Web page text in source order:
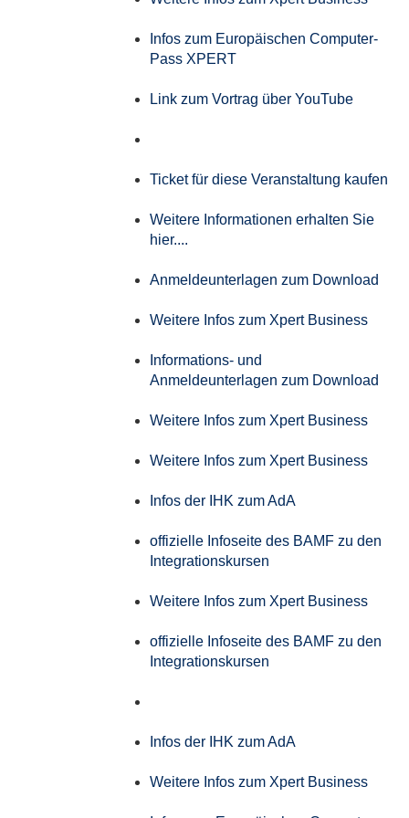
Infos zum Europäischen Computer-
Pass XPERT
Link zum Vortrag über YouTube
Ticket für diese Veranstaltung kaufen
Weitere Informationen erhalten Sie
hier....
Anmeldeunterlagen zum Download
Weitere Infos zum Xpert Business
Informations- und
Anmeldeunterlagen zum Download
Weitere Infos zum Xpert Business
Weitere Infos zum Xpert Business
Infos der IHK zum AdA
offizielle Infoseite des BAMF zu den
Integrationskursen
Weitere Infos zum Xpert Business
offizielle Infoseite des BAMF zu den
Integrationskursen
Infos der IHK zum AdA
Weitere Infos zum Xpert Business